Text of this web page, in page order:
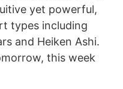
yet powerful,
types including
and Heiken Ashi.
this week